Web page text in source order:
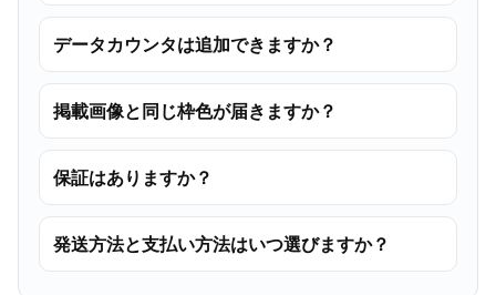
データカウンタは追加できますか？
掲載画像と同じ枠色が届きますか？
保証はありますか？
発送方法と支払い方法はいつ選びますか？